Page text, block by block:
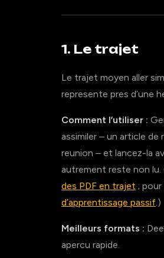
1. Le trajet
Le trajet moyen aller
represente pres d’une
Comment l’utiliser :
assimiler – un article
reunion – et lancez-la
autrement reste non lu.
des PDF en trajet ; pour
d’apprentissage passif.)
Meilleurs formats :
apercu rapide.